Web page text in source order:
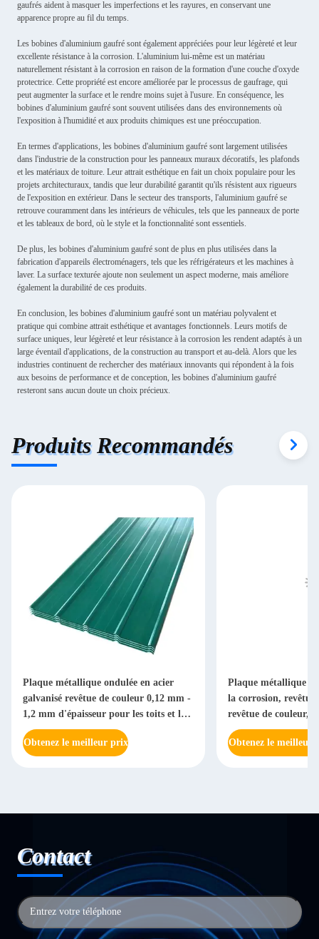
gaufrés aident à masquer les imperfections et les rayures, en conservant une
apparence propre au fil du temps.
Les bobines d'aluminium gaufré sont également appréciées pour leur légèreté et leur
excellente résistance à la corrosion. L'aluminium lui-même est un matériau
naturellement résistant à la corrosion en raison de la formation d'une couche d'oxyde
protectrice. Cette propriété est encore améliorée par le processus de gaufrage, qui
peut augmenter la surface et le rendre moins sujet à l'usure. En conséquence, les
bobines d'aluminium gaufré sont souvent utilisées dans des environnements où
l'exposition à l'humidité et aux produits chimiques est une préoccupation.
En termes d'applications, les bobines d'aluminium gaufré sont largement utilisées
dans l'industrie de la construction pour les panneaux muraux décoratifs, les plafonds
et les matériaux de toiture. Leur attrait esthétique en fait un choix populaire pour les
projets architecturaux, tandis que leur durabilité garantit qu'ils résistent aux rigueurs
de l'exposition en extérieur. Dans le secteur des transports, l'aluminium gaufré se
retrouve couramment dans les intérieurs de véhicules, tels que les panneaux de porte
et les tableaux de bord, où le style et la fonctionnalité sont essentiels.
De plus, les bobines d'aluminium gaufré sont de plus en plus utilisées dans la
fabrication d'appareils électroménagers, tels que les réfrigérateurs et les machines à
laver. La surface texturée ajoute non seulement un aspect moderne, mais améliore
également la durabilité de ces produits.
En conclusion, les bobines d'aluminium gaufré sont un matériau polyvalent et
pratique qui combine attrait esthétique et avantages fonctionnels. Leurs motifs de
surface uniques, leur légèreté et leur résistance à la corrosion les rendent adaptés à un
large éventail d'applications, de la construction au transport et au-delà. Alors que les
industries continuent de rechercher des matériaux innovants qui répondent à la fois
aux besoins de performance et de conception, les bobines d'aluminium gaufré
resteront sans aucun doute un choix précieux.
Produits Recommandés
Plaque métallique ondulée en acier
galvanisé revêtue de couleur 0,12 mm -
1,2 mm d'épaisseur pour les toits et les
revêtements de murs avec des couleurs
RAL personnalisées
Obtenez le meilleur prix
Plaque métallique
la corrosion,
revêtue de couleur,
revêtement
Obtenez le meilleur
Contact